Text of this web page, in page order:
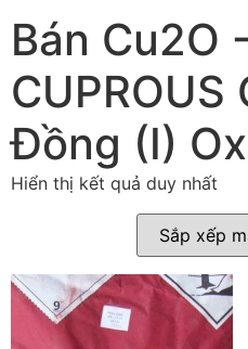
Bán Cu2O -
CUPROUS
Đồng (I)
Hiển thị kết quả duy nhất